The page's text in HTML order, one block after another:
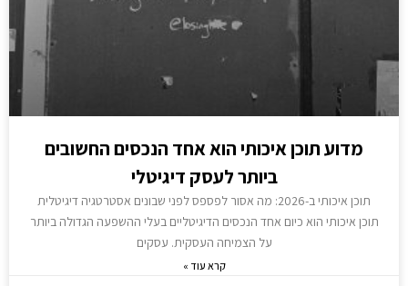
מדוע תוכן איכותי הוא אחד הנכסים החשובים
ביותר לעסק דיגיטלי
תוכן איכותי ב-2026: מה אסור לפספס לפני שבונים אסטרטגיה דיגיטלית
תוכן איכותי הוא כיום אחד הנכסים הדיגיטליים בעלי ההשפעה הגדולה ביותר
על הצמיחה העסקית. עסקים
קרא עוד »